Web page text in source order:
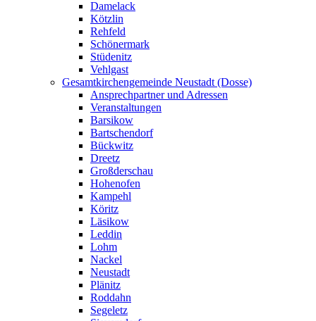
Damelack
Kötzlin
Rehfeld
Schönermark
Stüdenitz
Vehlgast
Gesamtkirchengemeinde Neustadt (Dosse)
Ansprechpartner und Adressen
Veranstaltungen
Barsikow
Bartschendorf
Bückwitz
Dreetz
Großderschau
Hohenofen
Kampehl
Köritz
Läsikow
Leddin
Lohm
Nackel
Neustadt
Plänitz
Roddahn
Segeletz